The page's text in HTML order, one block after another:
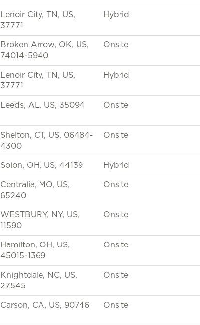
Lenoir City, TN, US,
37771
Hybrid
Broken Arrow, OK, US,
74014-5940
Onsite
Lenoir City, TN, US,
37771
Hybrid
Leeds, AL, US, 35094 Onsite
Shelton, CT, US, 06484-
4300
Onsite
Solon, OH, US, 44139 Hybrid
Centralia, MO, US,
65240
Onsite
WESTBURY, NY, US,
11590
Onsite
Hamilton, OH, US,
45015-1369
Onsite
Knightdale, NC, US,
27545
Onsite
Carson, CA, US, 90746 Onsite